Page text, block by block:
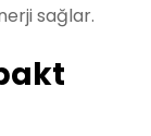
sağlar.